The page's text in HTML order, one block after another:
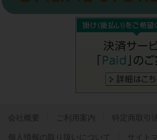
会社概要 ご利用案内 特定商取引
個人情報の取り扱いについて サイト